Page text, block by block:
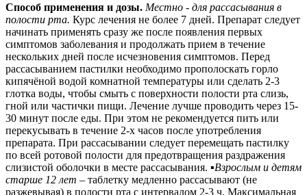
Способ применения и дозы. Местно - для рассасывания в
полости рта. Курс лечения не более 7 дней. Препарат следует
начинать применять сразу же после появления первых
симптомов заболевания и продолжать прием в течение
нескольких дней после исчезновения симптомов. Перед
рассасыванием пастилки необходимо прополоскать горло
кипячёной водой комнатной температуры или сделать 2-3
глотка воды, чтобы смыть с поверхности полости рта слизь,
гной или частички пищи. Лечение лучше проводить через 15-
30 минут после еды. При этом не рекомендуется пить или
перекусывать в течение 2-х часов после употребления
препарата. При рассасывании следует перемещать пастилку
по всей ротовой полости для предотвращения раздражения
слизистой оболочки в месте рассасывания. ▪Взрослым и детям
старше 12 лет – таблетку медленно рассасывают (не
разжевывая) в полости рта с интервалом 2-3 ч. Максимальная